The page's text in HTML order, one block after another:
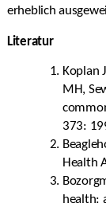
erheblich
Literatur
Koplan
MH,
373:
Health
health: